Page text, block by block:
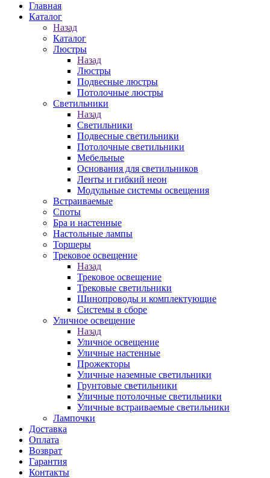
Главная
Каталог
Назад
Каталог
Люстры
Назад
Люстры
Подвесные люстры
Потолочные люстры
Светильники
Назад
Светильники
Подвесные светильники
Потолочные светильники
Мебельные
Основания для светильников
Ленты и гибкий неон
Модульные системы освещения
Встраиваемые
Споты
Бра и настенные
Настольные лампы
Торшеры
Трековое освещение
Назад
Трековое освещение
Трековые светильники
Шинопроводы и комплектующие
Системы в сборе
Уличное освещение
Назад
Уличное освещение
Уличные настенные
Прожекторы
Уличные наземные светильники
Грунтовые светильники
Уличные потолочные светильники
Уличные встраиваемые светильники
Лампочки
Доставка
Оплата
Возврат
Гарантия
Контакты